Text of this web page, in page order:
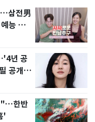
삼전男
능 화
년 공
공개
"…한반
'